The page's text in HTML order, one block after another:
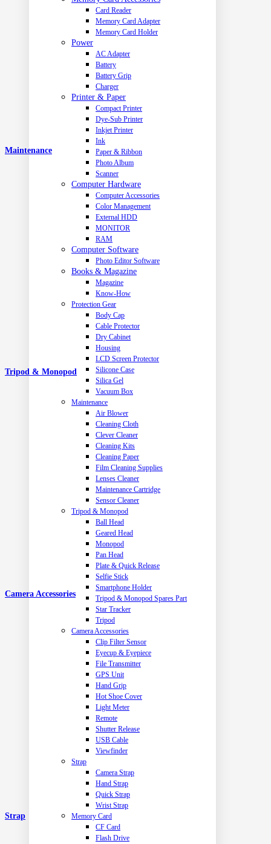
Card Reader
Memory Card Adapter
Memory Card Holder
Power
AC Adapter
Battery
Battery Grip
Charger
Printer & Paper
Compact Printer
Dye-Sub Printer
Inkjet Printer
Ink
Paper & Ribbon
Photo Album
Scanner
Computer Hardware
Computer Accessories
Color Management
External HDD
MONITOR
RAM
Computer Software
Photo Editor Software
Books & Magazine
Magazine
Know-How
Protection Gear
Body Cap
Cable Protector
Dry Cabinet
Housing
LCD Screen Protector
Silicone Case
Silica Gel
Vacuum Box
Maintenance
Air Blower
Cleaning Cloth
Clever Cleaner
Cleaning Kits
Cleaning Paper
Film Cleaning Supplies
Lenses Cleaner
Maintenance Cartridge
Sensor Cleaner
Tripod & Monopod
Ball Head
Geared Head
Monopod
Pan Head
Plate & Quick Release
Selfie Stick
Smartphone Holder
Tripod & Monopod Spares Part
Star Tracker
Tripod
Camera Accessories
Clip Filter Sensor
Eyecup & Eyepiece
File Transmitter
GPS Unit
Hand Grip
Hot Shoe Cover
Light Meter
Remote
Shutter Release
USB Cable
Viewfinder
Strap
Camera Strap
Hand Strap
Quick Strap
Wrist Strap
Memory Card
CF Card
Flash Drive
Maintenance
Tripod & Monopod
Camera Accessories
Strap